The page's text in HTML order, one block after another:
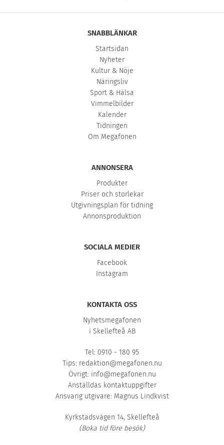
SNABBLÄNKAR
Startsidan
Nyheter
Kultur & Nöje
Näringsliv
Sport & Hälsa
Vimmelbilder
Kalender
Tidningen
Om Megafonen
ANNONSERA
Produkter
Priser och storlekar
Utgivningsplan för tidning
Annonsproduktion
SOCIALA MEDIER
Facebook
Instagram
KONTAKTA OSS
Nyhetsmegafonen
i Skellefteå AB
Tel: 0910 - 180 95
Tips: redaktion@megafonen.nu
Övrigt: info@megafonen.nu
Anställdas kontaktuppgifter
Ansvarig utgivare: Magnus Lindkvist
Kyrkstadsvägen 14, Skellefteå
(Boka tid före besök)